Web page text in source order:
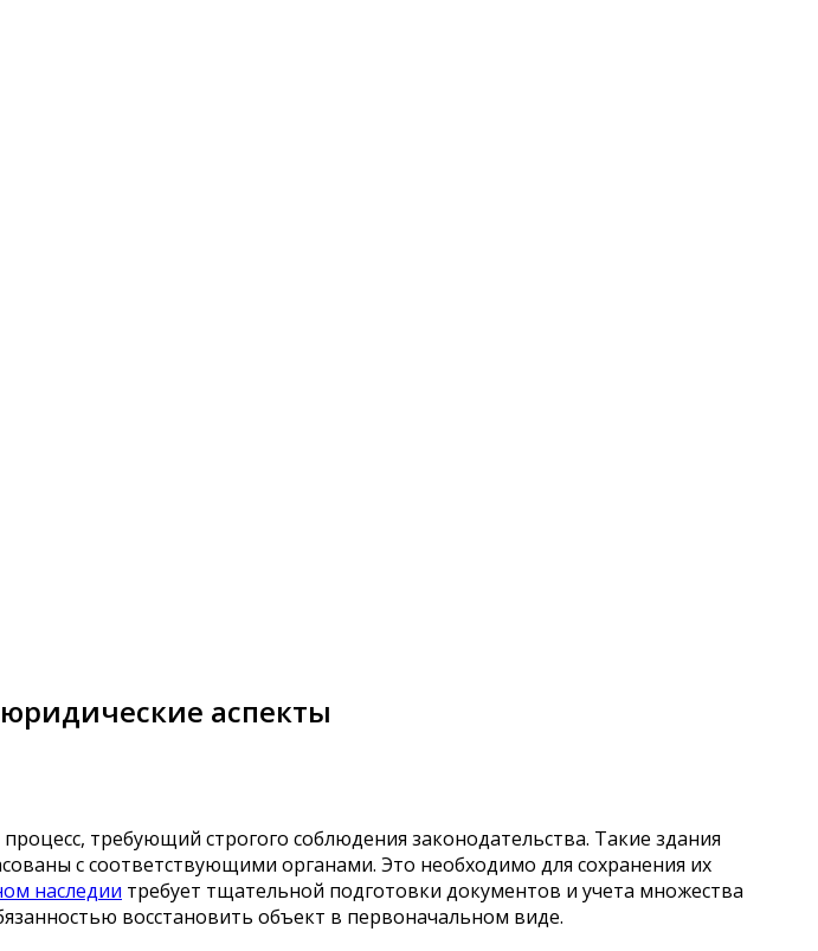
аспекты
требующий строгого соблюдения законодательства. Такие здания
с соответствующими органами. Это необходимо для сохранения их
наследии требует тщательной подготовки документов и учета множества
восстановить объект в первоначальном виде.